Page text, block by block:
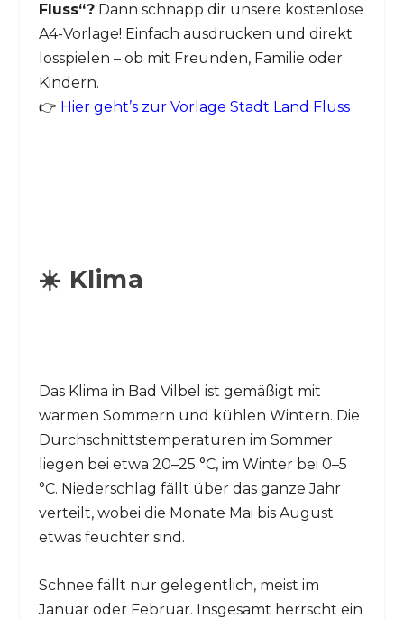
Fluss“?Dann schnapp dir unsere kostenlose
A4-Vorlage! Einfach ausdrucken und direkt
losspielen – ob mit Freunden, Familie oder
Kindern.
👉 Hier geht’s zur Vorlage Stadt Land Fluss
☀️ Klima
Das Klima in Bad Vilbel ist gemäßigt mit
warmen Sommern und kühlen Wintern. Die
Durchschnittstemperaturen im Sommer
liegen bei etwa 20–25 °C, im Winter bei 0–5
°C. Niederschlag fällt über das ganze Jahr
verteilt, wobei die Monate Mai bis August
etwas feuchter sind.
Schnee fällt nur gelegentlich, meist im
Januar oder Februar. Insgesamt herrscht ein